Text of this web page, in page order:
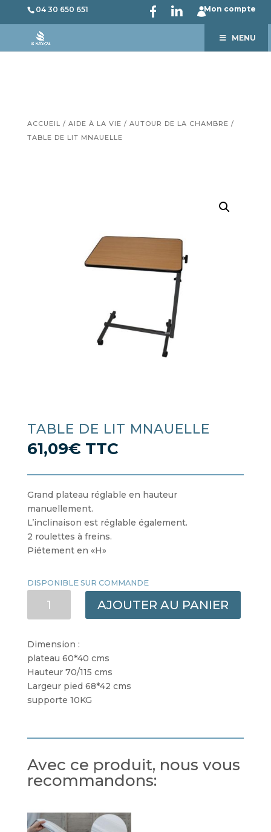
04 30 650 651 Mon compte
MENU
ACCUEIL / AIDE À LA VIE / AUTOUR DE LA CHAMBRE /
TABLE DE LIT MNAUELLE
TABLE DE LIT MNAUELLE
61,09€ TTC
Grand plateau réglable en hauteur
manuellement.
L’inclinaison est réglable également.
2 roulettes à freins.
Piétement en «H»
DISPONIBLE SUR COMMANDE
MNAUELLE
AJOUTER AU PANIER
Dimension :
plateau 60*40 cms
Hauteur 70/115 cms
Largeur pied 68*42 cms
supporte 10KG
Avec ce produit, nous vous
recommandons: